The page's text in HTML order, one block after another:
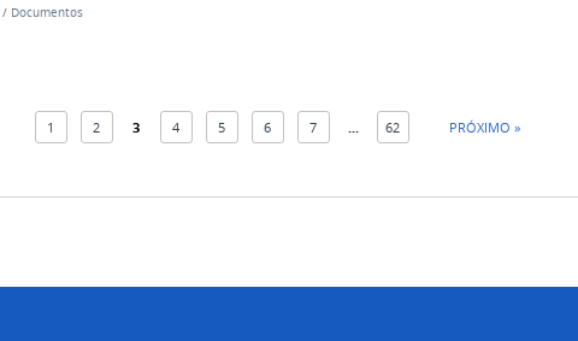
/ Documentos
1 2 3 4 5 6 7 62 PRÓXIMO »